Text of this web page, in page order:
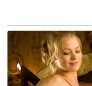
ശേഷം മുഷ്താഖ്
ഫോർമാറ്റുകളിൽ
എനിക്ക് അവസരം
പരമാവധി ഞാൻ
“ഒരു അച്ചടക്കമുള്ള